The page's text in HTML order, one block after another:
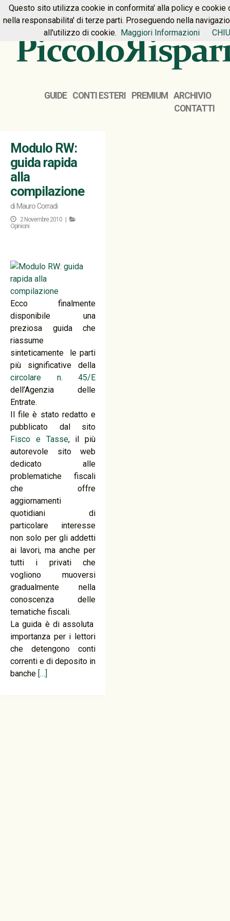
HOME PREMIUM CONTATTI
GUIDE CONTI ESTERI PREMIUM
ARCHIVIO
CONTATTI
Modulo RW:
guida rapida
alla
compilazione
di Mauro Corradi
2 Novembre 2010 |
Opinioni
Ecco finalmente
disponibile una
preziosa guida che
riassume
sinteticamente le parti
più significative della
circolare n. 45/E
dell’Agenzia delle
Entrate.
Il file è stato redatto e
pubblicato dal sito
Fisco e Tasse, il più
autorevole sito web
dedicato alle
problematiche fiscali
che offre
aggiornamenti
quotidiani di
particolare interesse
non solo per gli addetti
ai lavori, ma anche per
tutti i privati che
vogliono muoversi
gradualmente nella
conoscenza delle
tematiche fiscali.
La guida è di assoluta
importanza per i lettori
che detengono conti
correnti e di deposito in
banche […]
Questo sito utilizza cookie in conformita' alla policy e cookie
nella responsabilita' di terze parti. Proseguendo nella
all'utilizzo di cookie. Maggiori Informazioni